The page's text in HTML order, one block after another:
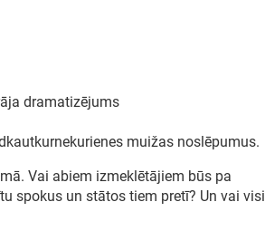
dramatizējums
muižas noslēpumus.
Vai abiem izmeklētājiem būs pa
spokus un stātos tiem pretī? Un vai visi